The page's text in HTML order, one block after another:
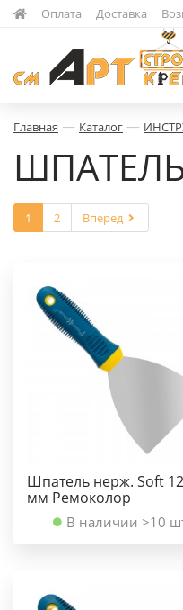
Оплата Доставка
Главная — Каталог —
1 2 Вперед
Шпатель нерж. Soft
мм Ремоколор
В наличии >10